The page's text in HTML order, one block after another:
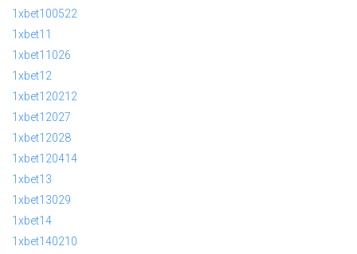
1xbet100522
1xbet11
1xbet11026
1xbet12
1xbet120212
1xbet12027
1xbet12028
1xbet120414
1xbet13
1xbet13029
1xbet14
1xbet140210